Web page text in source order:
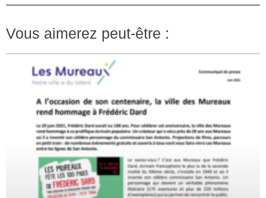
Vous aimerez peut-être :